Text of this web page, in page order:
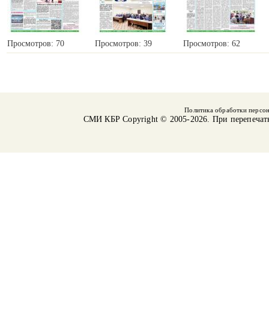
Просмотров: 70 Просмотров: 39 Просмотров: 62
Политика обработки
СМИ КБРCopyright © 2005-2026. При